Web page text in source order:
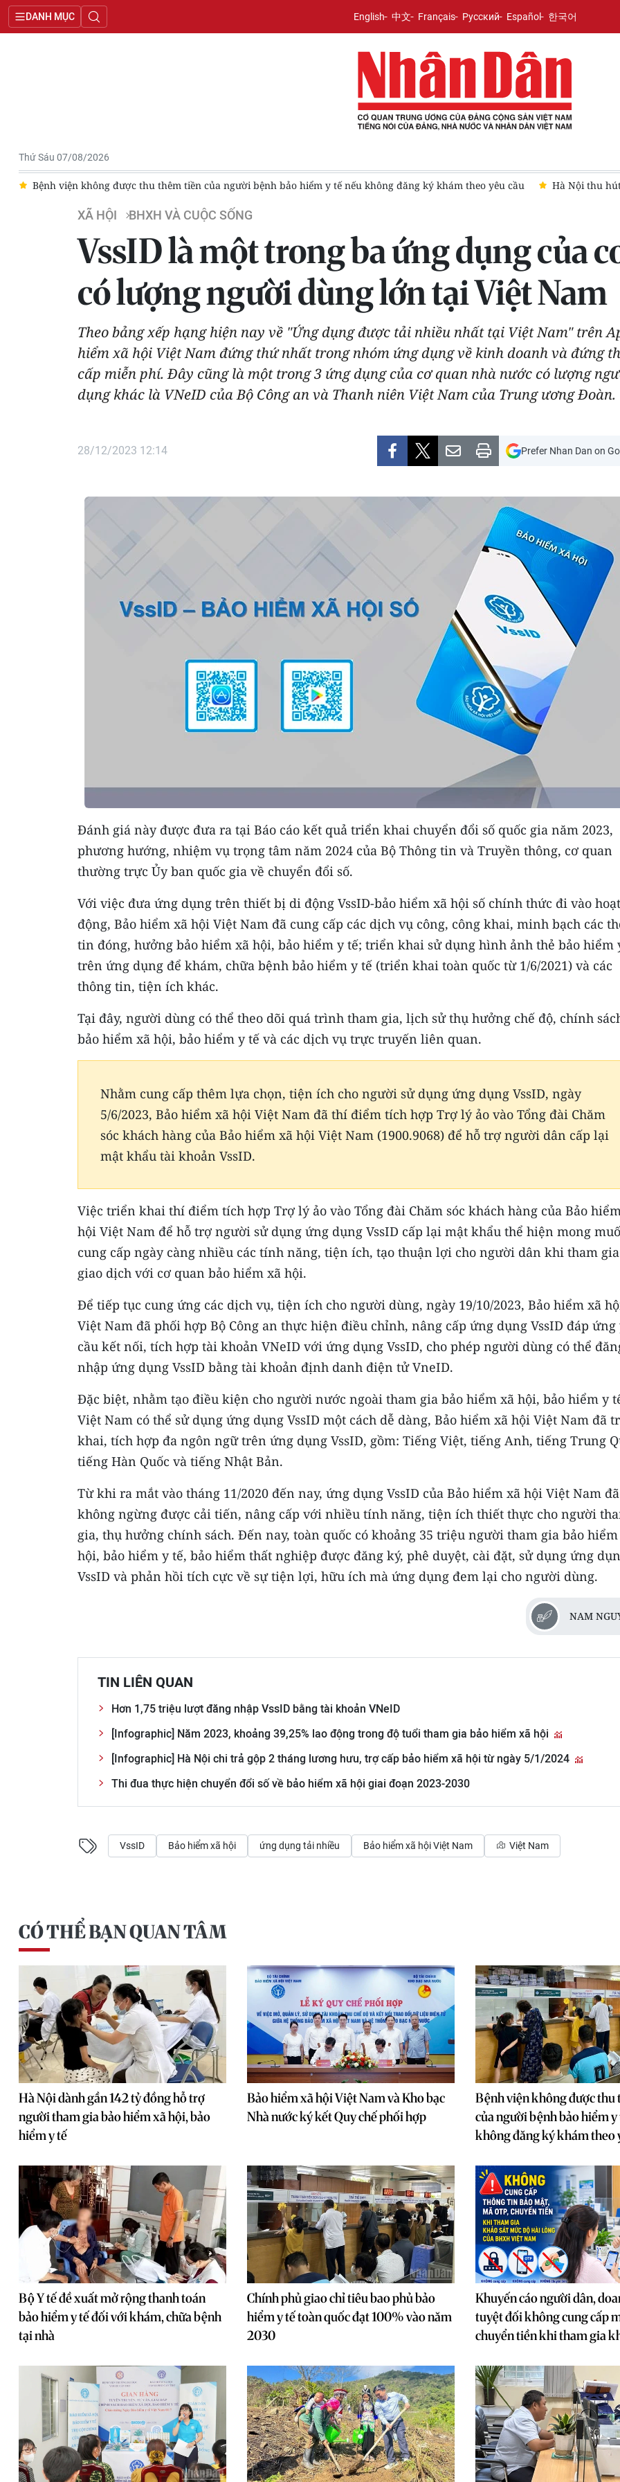
DANH MỤC English 中文 Français Русский Español 한국어
Thứ Sáu 07/08/2026
viện không được thu thêm tiền của người bệnh bảo hiểm y tế nếu không đăng ký khám theo yêu cầu Hà Nội thu hút gần 8,6
XÃ HỘI BHXH VÀ CUỘC SỐNG
VssID là một trong ba ứng dụng của
có lượng người dùng lớn tại Việt Nam
Theo bảng xếp hạng hiện nay về "Ứng dụng được tải nhiều nhất tại Việt Nam" trên
hiểm xã hội Việt Nam đứng thứ nhất trong nhóm ứng dụng về kinh doanh và đứng
cấp miễn phí. Đây cũng là một trong 3 ứng dụng của cơ quan nhà nước có lượng
dụng khác là VNeID của Bộ Công an và Thanh niên Việt Nam của Trung ương Đoàn.
28/12/2023 12:14 Prefer Nhan Dan on
Đánh giá này được đưa ra tại Báo cáo kết quả triển khai chuyển đổi số quốc gia năm 2023,
phương hướng, nhiệm vụ trọng tâm năm 2024 của Bộ Thông tin và Truyền thông, cơ quan
thường trực Ủy ban quốc gia về chuyển đổi số.
Với việc đưa ứng dụng trên thiết bị di động VssID-bảo hiểm xã hội số chính thức đi vào hoạt
động, Bảo hiểm xã hội Việt Nam đã cung cấp các dịch vụ công, công khai, minh bạch các
tin đóng, hưởng bảo hiểm xã hội, bảo hiểm y tế; triển khai sử dụng hình ảnh thẻ bảo hiểm
trên ứng dụng để khám, chữa bệnh bảo hiểm y tế (triển khai toàn quốc từ 1/6/2021) và các
thông tin, tiện ích khác.
Tại đây, người dùng có thể theo dõi quá trình tham gia, lịch sử thụ hưởng chế độ, chính
bảo hiểm xã hội, bảo hiểm y tế và các dịch vụ trực truyến liên quan.
Nhằm cung cấp thêm lựa chọn, tiện ích cho người sử dụng ứng dụng VssID, ngày
5/6/2023, Bảo hiểm xã hội Việt Nam đã thí điểm tích hợp Trợ lý ảo vào Tổng đài Chăm
sóc khách hàng của Bảo hiểm xã hội Việt Nam (1900.9068) để hỗ trợ người dân cấp lại
mật khẩu tài khoản VssID.
Việc triển khai thí điểm tích hợp Trợ lý ảo vào Tổng đài Chăm sóc khách hàng của Bảo
hội Việt Nam để hỗ trợ người sử dụng ứng dụng VssID cấp lại mật khẩu thể hiện mong
cung cấp ngày càng nhiều các tính năng, tiện ích, tạo thuận lợi cho người dân khi tham gia
giao dịch với cơ quan bảo hiểm xã hội.
Để tiếp tục cung ứng các dịch vụ, tiện ích cho người dùng, ngày 19/10/2023, Bảo hiểm xã
Việt Nam đã phối hợp Bộ Công an thực hiện điều chỉnh, nâng cấp ứng dụng VssID đáp ứng
cầu kết nối, tích hợp tài khoản VNeID với ứng dụng VssID, cho phép người dùng có thể
nhập ứng dụng VssID bằng tài khoản định danh điện tử VneID.
Đặc biệt, nhằm tạo điều kiện cho người nước ngoài tham gia bảo hiểm xã hội, bảo hiểm y
Việt Nam có thể sử dụng ứng dụng VssID một cách dễ dàng, Bảo hiểm xã hội Việt Nam đã
khai, tích hợp đa ngôn ngữ trên ứng dụng VssID, gồm: Tiếng Việt, tiếng Anh, tiếng Trung
tiếng Hàn Quốc và tiếng Nhật Bản.
Từ khi ra mắt vào tháng 11/2020 đến nay, ứng dụng VssID của Bảo hiểm xã hội Việt Nam đã
không ngừng được cải tiến, nâng cấp với nhiều tính năng, tiện ích thiết thực cho người
gia, thụ hưởng chính sách. Đến nay, toàn quốc có khoảng 35 triệu người tham gia bảo
hội, bảo hiểm y tế, bảo hiểm thất nghiệp được đăng ký, phê duyệt, cài đặt, sử dụng ứng
VssID và phản hồi tích cực về sự tiện lợi, hữu ích mà ứng dụng đem lại cho người dùng.
NAM
TIN LIÊN QUAN
Hơn 1,75 triệu lượt đăng nhập VssID bằng tài khoản VNeID
[Infographic] Năm 2023, khoảng 39,25% lao động trong độ tuổi tham gia bảo hiểm xã hội
[Infographic] Hà Nội chi trả gộp 2 tháng lương hưu, trợ cấp bảo hiểm xã hội từ ngày 5/1/2024
Thi đua thực hiện chuyển đổi số về bảo hiểm xã hội giai đoạn 2023-2030
VssID Bảo hiểm xã hội ứng dụng tải nhiều Bảo hiểm xã hội Việt Nam Việt Nam
CÓ THỂ BẠN QUAN TÂM
Hà Nội dành gần 142 tỷ đồng hỗ trợ
người tham gia bảo hiểm xã hội, bảo
hiểm y tế
Bảo hiểm xã hội Việt Nam và Kho bạc
Nhà nước ký kết Quy chế phối hợp
Bệnh viện không được thu
của người bệnh bảo hiểm y
không đăng ký khám theo
Bộ Y tế đề xuất mở rộng thanh toán
bảo hiểm y tế đối với khám, chữa bệnh
tại nhà
Chính phủ giao chỉ tiêu bao phủ bảo
hiểm y tế toàn quốc đạt 100% vào năm
2030
Khuyến cáo người dân,
tuyệt đối không cung cấp
chuyển tiền khi tham gia